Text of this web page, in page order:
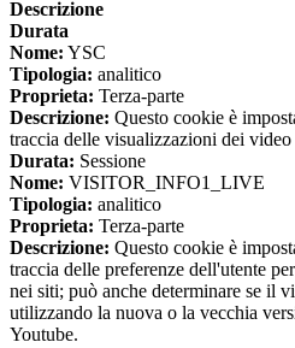
Descrizione
Durata
Nome: YSC
Tipologia: analitico
Proprieta: Terza-parte
Descrizione: Questo cookie è
traccia delle visualizzazioni dei
Durata: Sessione
Nome: VISITOR_INFO1_LIVE
Tipologia: analitico
Proprieta: Terza-parte
Descrizione: Questo cookie è
traccia delle preferenze dell'utente
nei siti; può anche determinare se il
utilizzando la nuova o la vecchia
Youtube.